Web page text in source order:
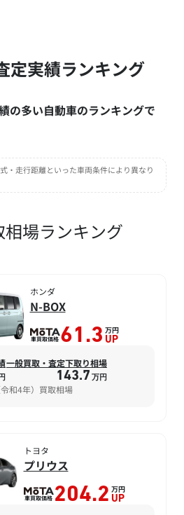
定実績ランキング
の多い自動車のランキングで
・走行距離といった車両条件により異なり
場ランキング
ホンダ
N-BOX
車買取価格61.3 万円
UP
一般買取・査定下取り相場
143.7 万円
和4年）買取相場
トヨタ
プリウス
車買取価格204.2 万円
UP